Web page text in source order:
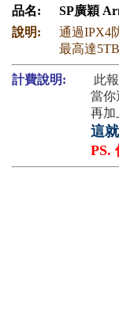
品名:
SP廣穎
說明:
通過IPX4
最高達
計費說明:
此
當你
再加
這
PS.